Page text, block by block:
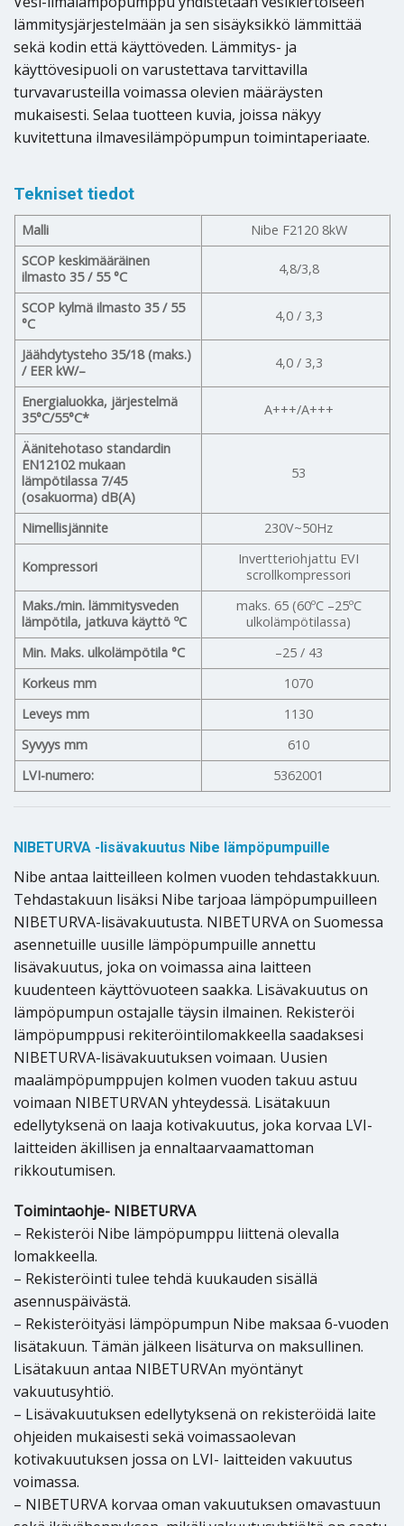
lämmitysjärjestelmään ja sen sisäyksikkö lämmittää
sekä kodin että käyttöveden. Lämmitys- ja
käyttövesipuoli on varustettava tarvittavilla
turvavarusteilla voimassa olevien määräysten
mukaisesti. Selaa tuotteen kuvia, joissa näkyy
kuvitettuna ilmavesilämpöpumpun toimintaperiaate.
Tekniset tiedot
Malli
Nibe F2120 8kW
SCOP keskimääräinen
ilmasto 35 / 55 °C
4,8/3,8
SCOP kylmä ilmasto 35 / 55
°C
4,0 / 3,3
Jäähdytysteho 35/18 (maks.)
/ EER kW/–
4,0 / 3,3
Energialuokka, järjestelmä
35°C/55°C*
A+++/A+++
Äänitehotaso standardin
EN12102 mukaan
lämpötilassa 7/45
(osakuorma) dB(A)
53
Nimellisjännite 230V~50Hz
Kompressori
Invertteriohjattu EVI
scrollkompressori
Maks./min. lämmitysveden
lämpötila, jatkuva käyttö ºC
maks. 65 (60ºC –25ºC
ulkolämpötilassa)
Min. Maks. ulkolämpötila °C
–25 / 43
Korkeus mm
1070
Leveys mm
1130
Syvyys mm
610
LVI-numero:
5362001
NIBETURVA -lisävakuutus Nibe lämpöpumpuille
Nibe antaa laitteilleen kolmen vuoden tehdastakkuun.
Tehdastakuun lisäksi Nibe tarjoaa lämpöpumpuilleen
NIBETURVA-lisävakuutusta. NIBETURVA on Suomessa
asennetuille uusille lämpöpumpuille annettu
lisävakuutus, joka on voimassa aina laitteen
kuudenteen käyttövuoteen saakka. Lisävakuutus on
lämpöpumpun ostajalle täysin ilmainen. Rekisteröi
lämpöpumppusi rekiteröintilomakkeella saadaksesi
NIBETURVA-lisävakuutuksen voimaan. Uusien
maalämpöpumppujen kolmen vuoden takuu astuu
voimaan NIBETURVAN yhteydessä. Lisätakuun
edellytyksenä on laaja kotivakuutus, joka korvaa LVI-
laitteiden äkillisen ja ennaltaarvaamattoman
rikkoutumisen.
Toimintaohje- NIBETURVA
– Rekisteröi Nibe lämpöpumppu liittenä olevalla
lomakkeella.
– Rekisteröinti tulee tehdä kuukauden sisällä
asennuspäivästä.
– Rekisteröityäsi lämpöpumpun Nibe maksaa 6-vuoden
lisätakuun. Tämän jälkeen lisäturva on maksullinen.
Lisätakuun antaa NIBETURVAn myöntänyt
vakuutusyhtiö.
– Lisävakuutuksen edellytyksenä on rekisteröidä laite
ohjeiden mukaisesti sekä voimassaolevan
kotivakuutuksen jossa on LVI- laitteiden vakuutus
voimassa.
– NIBETURVA korvaa oman vakuutuksen omavastuun